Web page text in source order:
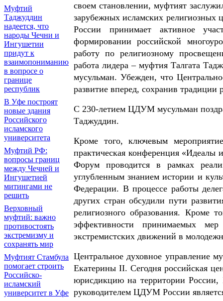
Муфтий
Таджуддин
надеется, что
народы Чечни и
Ингушетии
придут к
взаимопониманию
в вопросе о
границе
республик
В Уфе построят
новые здания
Российского
исламского
университета
Муфтий РФ:
вопросы границ
между Чечней и
Ингушетией
митингами не
решить
Верховный
муфтий: важно
противостоять
экстремизму и
сохранять мир
Муфтият Стамбула
помогает строить
Российско-
исламский
университет в Уфе
своем становлении, муфтият
зарубежных исламских религиозных
России принимает активное
формировании российской
работу по религиозному
работа лидера – муфтия Талгата
мусульман. Убежден, что
развитие вперед, сохранив традиции
С 230-летием ЦДУМ мусульман
Таджуддин.
Кроме того, ключевым
практическая конференция «Идеалы
Форум проводится в рамках
углубленным знанием истории и
Федерации. В процессе работы
других стран обсудили пути
религиозного образования. Кроме
эффективности принимаемых
экстремистских движений в
Центральное духовное управление
Екатерины II. Сегодня российская
юрисдикцию на территории
руководителем ЦДУМ России